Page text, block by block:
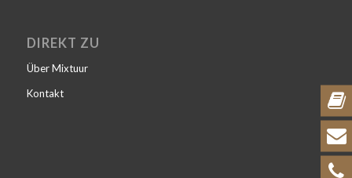
DIREKT ZU
Über Mixtuur
Kontakt